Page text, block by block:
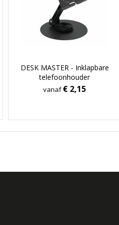
DESK MASTER - Inklapbare
telefoonhouder
vanaf€ 2,15